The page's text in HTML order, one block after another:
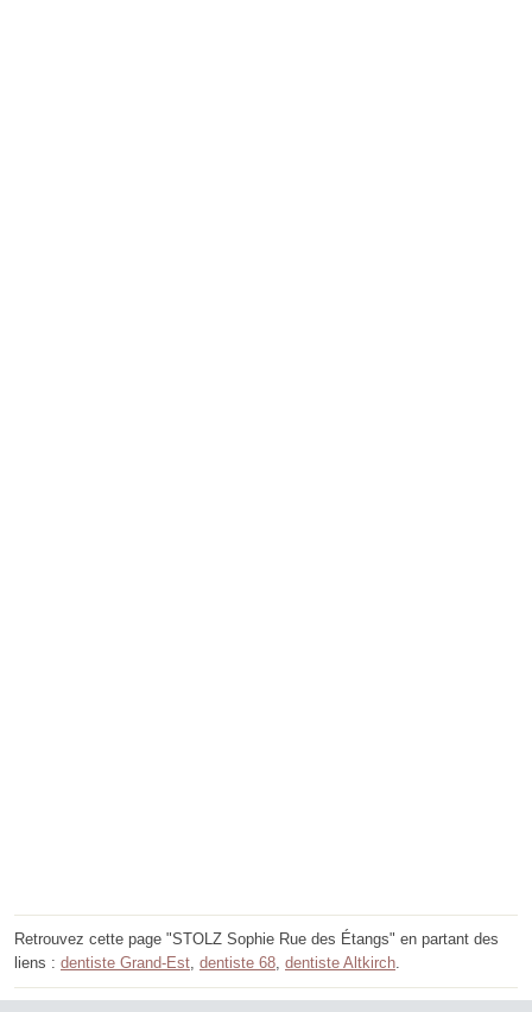
Retrouvez cette page "STOLZ Sophie Rue des Étangs" en partant des
liens : dentiste Grand-Est, dentiste 68, dentiste Altkirch.